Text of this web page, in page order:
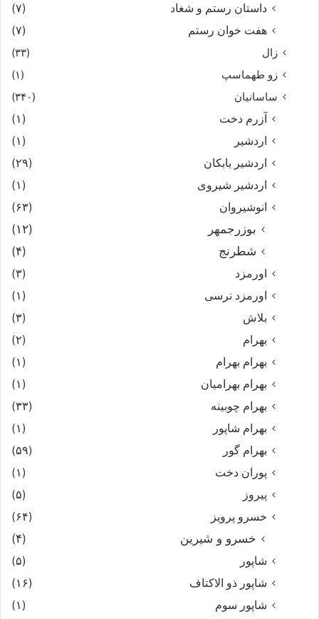
داستان رستم و شغاد
(۷)
هفت خوان رستم‏
(۷)
زال
(۳۳)
زو طهماسپ‏
(۱)
ساسانیان
(۳۴۰)
آزرم دخت
(۱)
اردشیر
(۱)
اردشیر بابکان
(۲۹)
اردشیر شیروی
(۱)
انوشیروان
(۶۳)
بوزرجمهر
(۱۲)
شطرنج
(۴)
اورمزد
(۳)
اورمزد نرسى‏
(۱)
بلاش
(۳)
بهرام
(۲)
بهرام بهرام
(۱)
بهرام بهرامیان‏
(۱)
بهرام چوبینه
(۳۳)
بهرام شاپور
(۱)
بهرام گور
(۵۹)
پوران دخت
(۱)
پیروز
(۵)
خسرو پرویز
(۶۴)
خسرو و شیرین (۴)
شاپور
(۵)
شاپور ذو الاکتاف
(۱۶)
شاپور سوم‏
(۱)